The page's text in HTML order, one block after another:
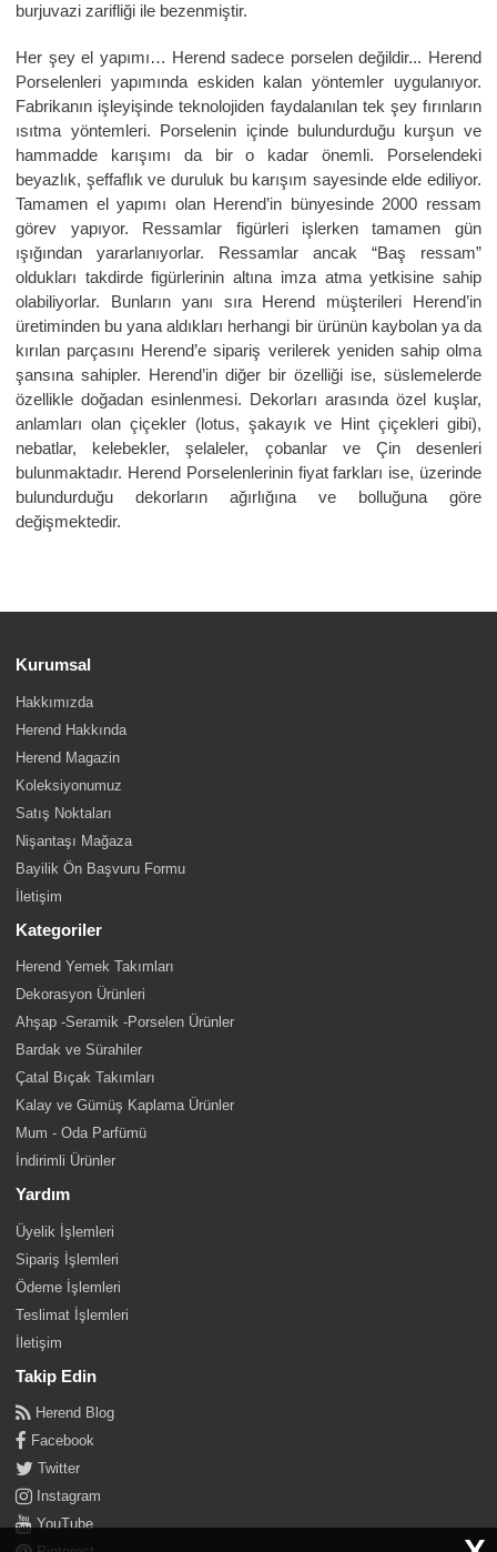
burjuvazi zarifliği ile bezenmiştir.
Her şey el yapımı… Herend sadece porselen değildir... Herend
Porselenleri yapımında eskiden kalan yöntemler uygulanıyor.
Fabrikanın işleyişinde teknolojiden faydalanılan tek şey fırınların
ısıtma yöntemleri. Porselenin içinde bulundurduğu kurşun ve
hammadde karışımı da bir o kadar önemli. Porselendeki
beyazlık, şeffaflık ve duruluk bu karışım sayesinde elde ediliyor.
Tamamen el yapımı olan Herend’in bünyesinde 2000 ressam
görev yapıyor. Ressamlar figürleri işlerken tamamen gün
ışığından yararlanıyorlar. Ressamlar ancak “Baş ressam”
oldukları takdirde figürlerinin altına imza atma yetkisine sahip
olabiliyorlar. Bunların yanı sıra Herend müşterileri Herend’in
üretiminden bu yana aldıkları herhangi bir ürünün kaybolan ya da
kırılan parçasını Herend’e sipariş verilerek yeniden sahip olma
şansına sahipler. Herend’in diğer bir özelliği ise, süslemelerde
özellikle doğadan esinlenmesi. Dekorları arasında özel kuşlar,
anlamları olan çiçekler (lotus, şakayık ve Hint çiçekleri gibi),
nebatlar, kelebekler, şelaleler, çobanlar ve Çin desenleri
bulunmaktadır. Herend Porselenlerinin fiyat farkları ise, üzerinde
bulundurduğu dekorların ağırlığına ve bolluğuna göre
değişmektedir.
Kurumsal
Hakkımızda
Herend Hakkında
Herend Magazin
Koleksiyonumuz
Satış Noktaları
Nişantaşı Mağaza
Bayilik Ön Başvuru Formu
İletişim
Kategoriler
Herend Yemek Takımları
Dekorasyon Ürünleri
Ahşap -Seramik -Porselen Ürünler
Bardak ve Sürahiler
Çatal Bıçak Takımları
Kalay ve Gümüş Kaplama Ürünler
Mum - Oda Parfümü
İndirimli Ürünler
Yardım
Üyelik İşlemleri
Sipariş İşlemleri
Ödeme İşlemleri
Teslimat İşlemleri
İletişim
Takip Edin
Herend Blog
Facebook
Twitter
Instagram
YouTube